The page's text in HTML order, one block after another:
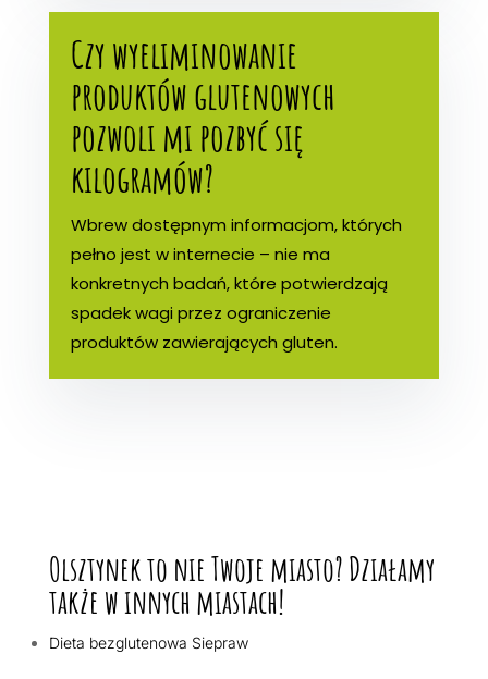
Czy wyeliminowanie
produktów glutenowych
pozwoli mi pozbyć się
kilogramów?
Wbrew dostępnym informacjom, których
pełno jest w internecie – nie ma
konkretnych badań, które potwierdzają
spadek wagi przez ograniczenie
produktów zawierających gluten.
Olsztynek to nie Twoje miasto? Działamy
także w innych miastach!
Dieta bezglutenowa Siepraw